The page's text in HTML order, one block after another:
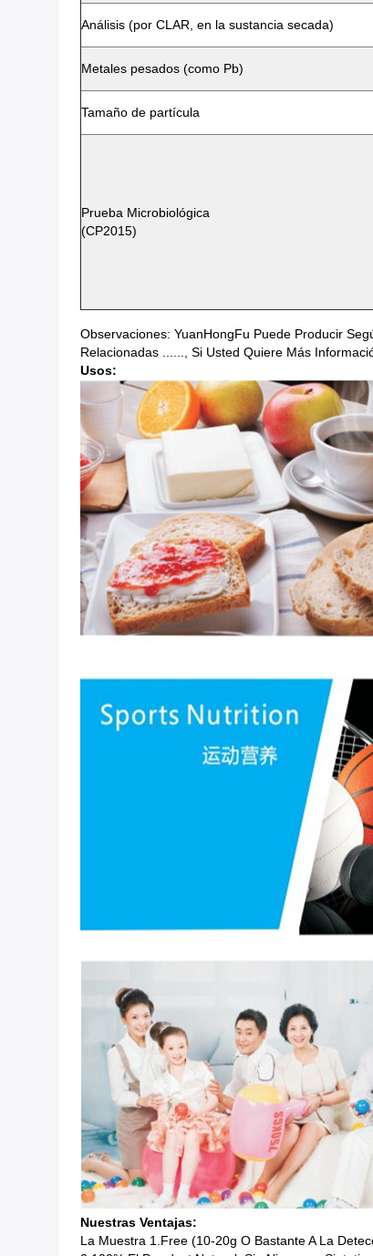
Análisis (por CLAR, en la sustancia secada)
Metales pesados (como Pb)
Tamaño de partícula
Prueba Microbiológica
(CP2015)
Observaciones: YuanHongFu Puede Producir
Relacionadas ......, Si Usted Quiere Más
Usos:
Nuestras Ventajas:
La Muestra 1.Free (10-20g O Bastante A La